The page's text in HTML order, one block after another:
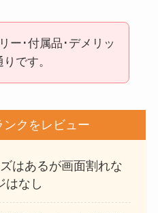
ー･付属品･デメリッ
です。
ンクをレビュー
はあるが画面割れな
はなし